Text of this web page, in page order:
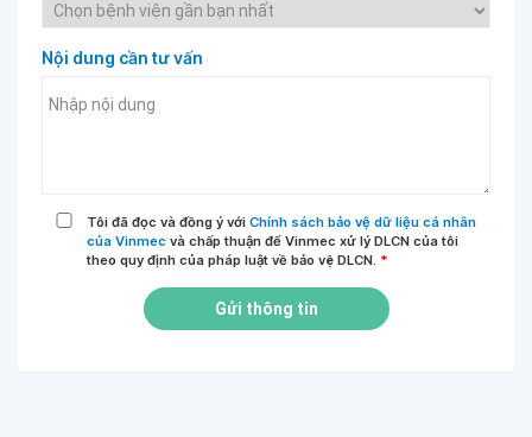
Nội dung cần tư vấn
Tôi đã đọc và đồng ý với Chính sách bảo vệ dữ liệu cá nhân
của Vinmec và chấp thuận để Vinmec xử lý DLCN của tôi
theo quy định của pháp luật về bảo vệ DLCN. *
Gửi thông tin